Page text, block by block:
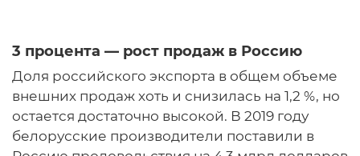
3 процента — рост продаж в Россию
Доля российского экспорта в общем объеме
внешних продаж хоть и снизилась на 1,2 %, но
остается достаточно высокой. В 2019 году
белорусские производители поставили в